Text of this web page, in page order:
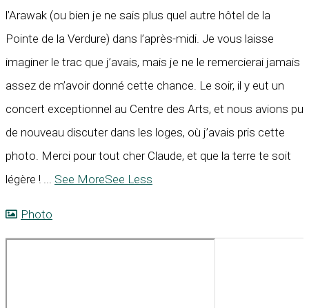
l’Arawak (ou bien je ne sais plus quel autre hôtel de la
Pointe de la Verdure) dans l’après-midi. Je vous laisse
imaginer le trac que j’avais, mais je ne le remercierai jamais
assez de m’avoir donné cette chance. Le soir, il y eut un
concert exceptionnel au Centre des Arts, et nous avions pu
de nouveau discuter dans les loges, où j’avais pris cette
photo. Merci pour tout cher Claude, et que la terre te soit
légère ! ... See MoreSee Less
Photo